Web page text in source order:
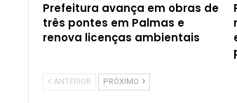
Prefeitura avança em obras de
três pontes em Palmas e
renova licenças ambientais
ANTERIOR PRÓXIMO